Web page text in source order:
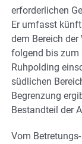
erforderlichen
Er umfasst
dem Bereich
folgend bis zum
Ruhpolding
südlichen
Begrenzung
Bestandteil der
Vom